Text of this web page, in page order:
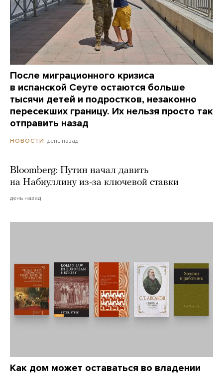
После миграционного кризиса
в испанской Сеуте остаются больше
тысячи детей и подростков, незаконно
пересекших границу. Их нельзя просто так
отправить назад
НОВОСТИ день назад
Bloomberg: Путин начал давить
на Набиуллину из-за ключевой ставки
день назад
Как дом может оставаться во владении